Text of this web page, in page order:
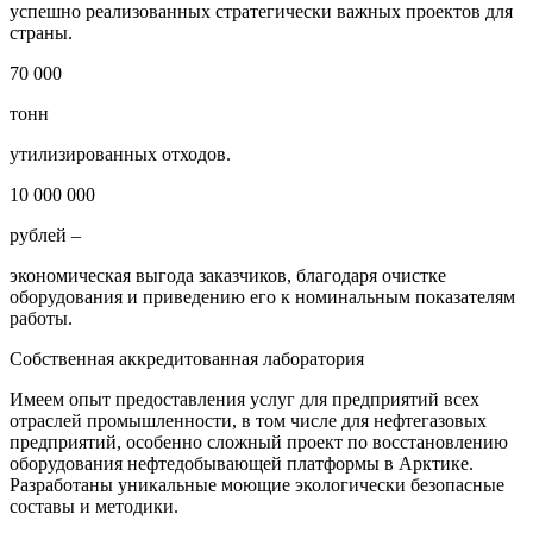
успешно реализованных стратегически важных проектов для
страны.
70 000
тонн
утилизированных отходов.
10 000 000
рублей –
экономическая выгода заказчиков, благодаря очистке
оборудования и приведению его к номинальным показателям
работы.
Собственная аккредитованная лаборатория
Имеем опыт предоставления услуг для предприятий всех
отраслей промышленности, в том числе для нефтегазовых
предприятий, особенно сложный проект по восстановлению
оборудования нефтедобывающей платформы в Арктике.
Разработаны уникальные моющие экологически безопасные
составы и методики.